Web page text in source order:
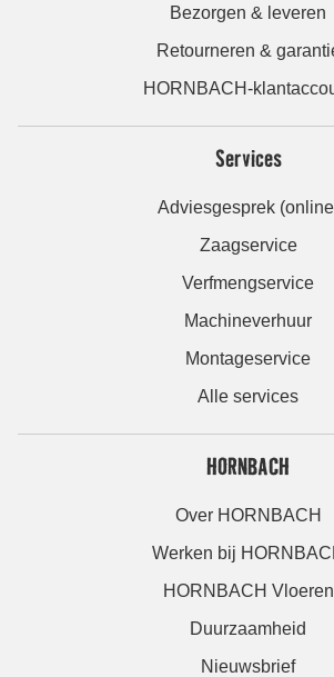
Bezorgen & leveren
Retourneren &
HORNBACH-
Services
Adviesgesprek
Zaagservice
Verfmengservice
Machineverhuur
Montageservice
Alle services
HORNBACH
Over HORNBACH
Werken bij
HORNBACH Vloeren
Duurzaamheid
Nieuwsbrief